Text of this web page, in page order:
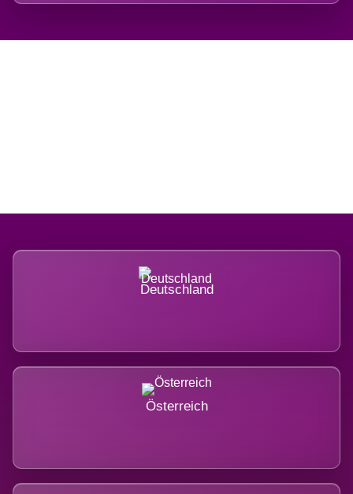
Deutschland
Österreich